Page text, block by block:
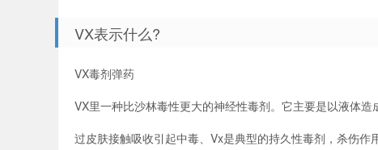
VX表示什么?
VX毒剂弹药
VX里一种比沙林毒性更大的神经性毒剂。它主要是以液体造
过皮肤接触吸收引起中毒、Vx是典型的持久性毒剂，杀伤作